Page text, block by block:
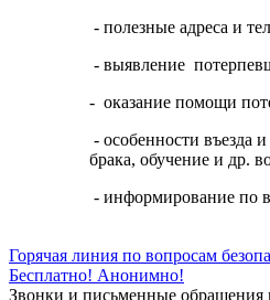
- полезные адреса и
- выявление
- оказание помощи
- особенности въезда
брака, обучение и др.
- информирование по
Горячая линия по вопросам
Бесплатно! Анонимно!
Звонки и письменные